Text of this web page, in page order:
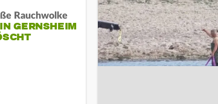
Rauchwolke
GERNSHEIM E